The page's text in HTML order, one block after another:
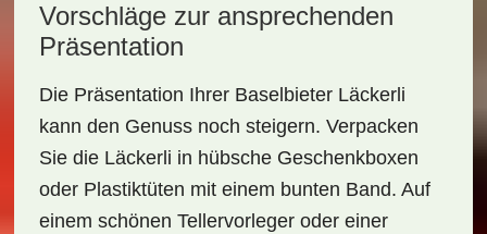
Vorschläge zur ansprechenden
Präsentation
Die Präsentation Ihrer Baselbieter Läckerli
kann den Genuss noch steigern. Verpacken
Sie die Läckerli in hübsche Geschenkboxen
oder Plastiktüten mit einem bunten Band. Auf
einem schönen Tellervorlegeroder einer